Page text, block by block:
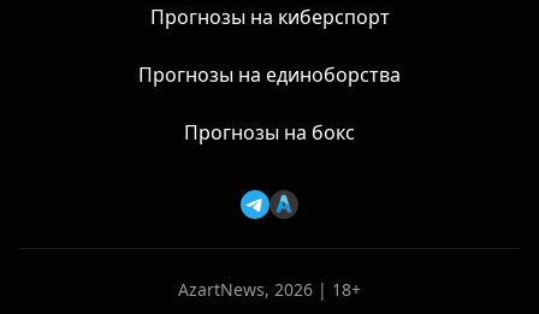
Прогнозы на киберспорт
Прогнозы на единоборства
Прогнозы на бокс
AzartNews, 2026 | 18+